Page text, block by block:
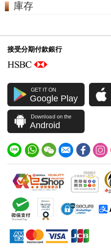
庫存
接受分期付款銀行
GET IT ON
Google Play
Download on the
Android